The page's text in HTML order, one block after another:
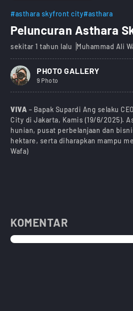
#asthara skyfront city#asthara
Peluncuran Asthara
sekitar 1 tahun lalu Muhammad Ali
PHOTO GALLERY
9 Photo
VIVA – Bapak Supardi Ang selaku
City di Jakarta, Kamis (19/6/2025).
hunian, pusat perbelanjaan dan
hektare, serta diharapkan mampu
Wafa)
KOMENTAR